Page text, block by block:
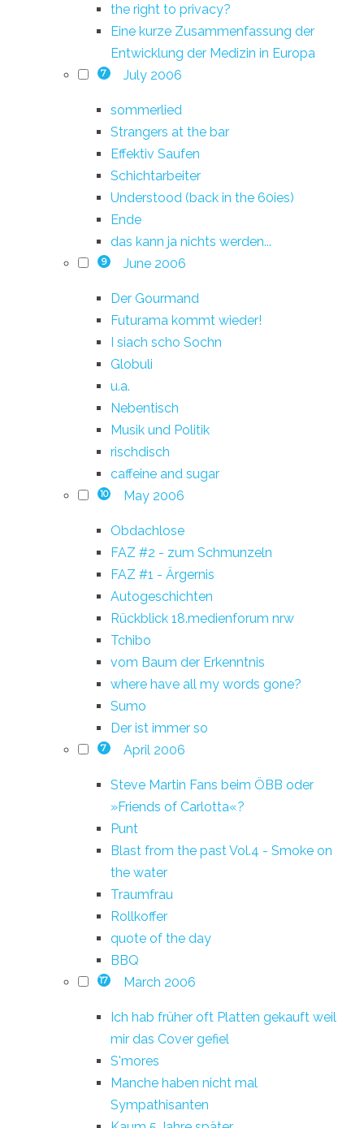
the right to privacy?
Eine kurze Zusammenfassung der
Entwicklung der Medizin in Europa
7 July 2006
sommerlied
Strangers at the bar
Effektiv Saufen
Schichtarbeiter
Understood (back in the 60ies)
Ende
das kann ja nichts werden...
9 June 2006
Der Gourmand
Futurama kommt wieder!
I siach scho Sochn
Globuli
u.a.
Nebentisch
Musik und Politik
rischdisch
caffeine and sugar
10 May 2006
Obdachlose
FAZ #2 - zum Schmunzeln
FAZ #1 - Ärgernis
Autogeschichten
Rückblick 18.medienforum nrw
Tchibo
vom Baum der Erkenntnis
where have all my words gone?
Sumo
Der ist immer so
7 April 2006
Steve Martin Fans beim ÖBB oder
»Friends of Carlotta«?
Punt
Blast from the past Vol.4 - Smoke on
the water
Traumfrau
Rollkoffer
quote of the day
BBQ
17 March 2006
Ich hab früher oft Platten gekauft weil
mir das Cover gefiel
S'mores
Manche haben nicht mal
Sympathisanten